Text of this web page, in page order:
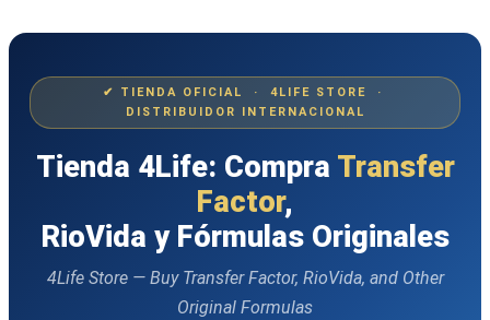
✔ TIENDA OFICIAL · 4LIFE STORE ·
DISTRIBUIDOR INTERNACIONAL
Tienda 4Life: Compra Transfer
Factor,
RioVida y Fórmulas Originales
4Life Store — Buy Transfer Factor, RioVida, and Other
Original Formulas